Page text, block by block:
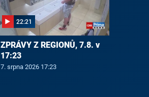
22:21
ZPRÁVY Z REGIONŮ, 7.8. v
17:23
7. srpna 2026 17:23